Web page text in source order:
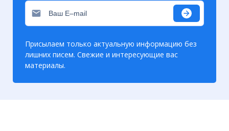
Присылаем только актуальную информацию без
лишних писем. Свежие и интересующие вас
материалы.